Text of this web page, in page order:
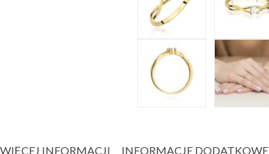
WIĘCEJ INFORMACJI INFORMACJE DODATKOWE